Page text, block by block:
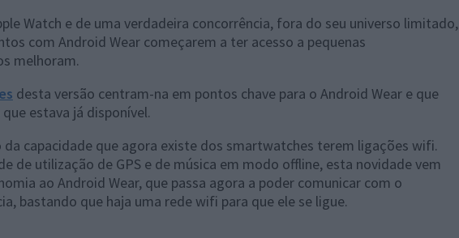
Watch e de uma verdadeira concorrência, fora do seu universo limitado,
com Android Wear começarem a ter acesso a pequenas
melhoram.
desta versão centram-na em pontos chave para o Android Wear e que
estava já disponível.
capacidade que agora existe dos smartwatches terem ligações wifi.
de utilização de GPS e de música em modo offline, esta novidade vem
ao Android Wear, que passa agora a poder comunicar com o
bastando que haja uma rede wifi para que ele se ligue.